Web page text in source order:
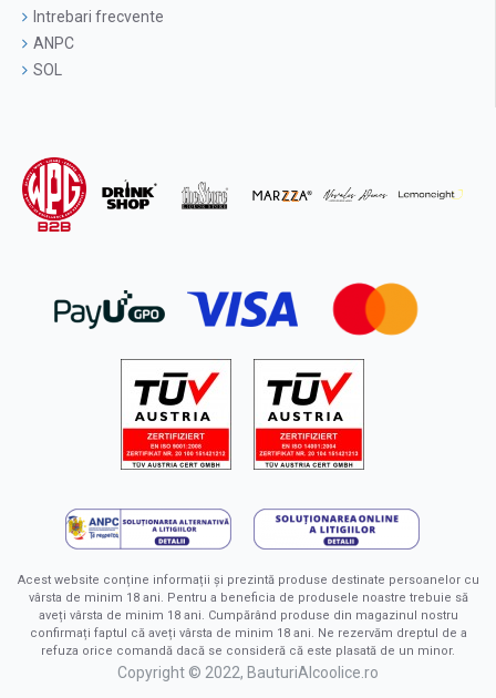
Intrebari frecvente
ANPC
SOL
Acest website conține informații și prezintă produse destinate persoanelor cu
vârsta de minim 18 ani. Pentru a beneficia de produsele noastre trebuie să
aveți vârsta de minim 18 ani. Cumpărând produse din magazinul nostru
confirmați faptul că aveți vârsta de minim 18 ani. Ne rezervăm dreptul de a
refuza orice comandă dacă se consideră că este plasată de un minor.
Copyright © 2022, BauturiAlcoolice.ro